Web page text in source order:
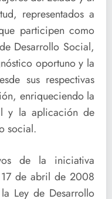
representados a
participen como
Desarrollo Social,
oportuno y la
sus respectivas
enriqueciendo la
y la aplicación de
social.
de la iniciativa
de abril de 2008
Ley de Desarrollo